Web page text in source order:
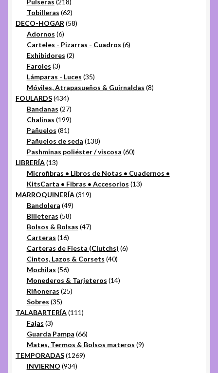
productos
Tobilleras 6262
productos
DECO-HOGAR 5858
Adornos 66
productos
Carteles - Pizarras - Cuadros 66
Exhibidores 22
Faroles 33
productos
Lámparas - Luces 3535
productos
Móviles, Atrapasueños & Guirnaldas 88
FOULARDS 434434
productos
Bandanas 2727
productos
Chalinas 199199
productos
Pañuelos 8181
productos
Pañuelos de seda 138138
productos
Pashminas poliéster / viscosa 6060
LIBRERÍA 1313
productos
Microfibras • Libros de Notas • Cuadernos •
KitsCarta • Fibras • Accesorios 1313
MARROQUINERÍA 319319
Bandolera 4949
productos
Billeteras 5858
productos
Bolsos & Bolsas 4747
Carteras 1616
productos
Carteras de Fiesta (Clutchs) 66
Cintos, Lazos & Corsets 4040
Mochilas 5656
productos
Monederos & Tarjeteros 1414
Riñoneras 2525
Sobres 3535
productos
TALABARTERÍA 111111
Fajas 33
productos
Guarda Pampa 6666
productos
Mates, Termos & Bolsos materos 99
TEMPORADAS 12691269
INVIERNO 934934